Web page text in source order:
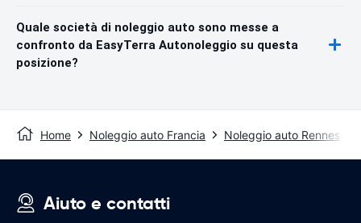
Quale società di noleggio auto sono messe a
confronto da EasyTerra Autonoleggio su questa
posizione?
Home Noleggio auto Francia Noleggio auto Rennes
Aiuto e contatti